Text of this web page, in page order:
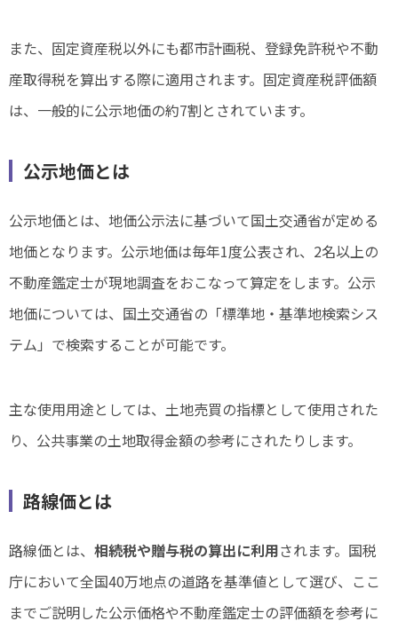
また、固定資産税以外にも都市計画税、登録免許税や不動
産取得税を算出する際に適用されます。固定資産税評価額
は、一般的に公示地価の約7割とされています。
公示地価とは
公示地価とは、地価公示法に基づいて国土交通省が定める
地価となります。公示地価は毎年1度公表され、2名以上の
不動産鑑定士が現地調査をおこなって算定をします。公示
地価については、国土交通省の「標準地・基準地検索シス
テム」で検索することが可能です。
主な使用用途としては、土地売買の指標として使用された
り、公共事業の土地取得金額の参考にされたりします。
路線価とは
路線価とは、 相続税や贈与税の算出に利用されます。国税
庁において全国40万地点の道路を基準値として選び、ここ
までご説明した公示価格や不動産鑑定士の評価額を参考に